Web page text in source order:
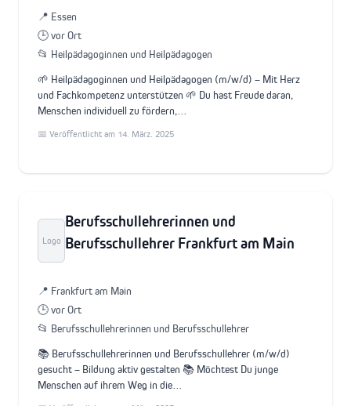
📍 Essen
🕒 vor Ort
📂 Heilpädagoginnen und Heilpädagogen
🌱 Heilpädagoginnen und Heilpädagogen (m/w/d) – Mit Herz
und Fachkompetenz unterstützen 🌱 Du hast Freude daran,
Menschen individuell zu fördern,…
📅 Veröffentlicht am 14. März. 2025
Logo
Berufsschullehrerinnen und
Berufsschullehrer Frankfurt am Main
📍 Frankfurt am Main
🕒 vor Ort
📂 Berufsschullehrerinnen und Berufsschullehrer
📚 Berufsschullehrerinnen und Berufsschullehrer (m/w/d)
gesucht – Bildung aktiv gestalten 📚 Möchtest Du junge
Menschen auf ihrem Weg in die…